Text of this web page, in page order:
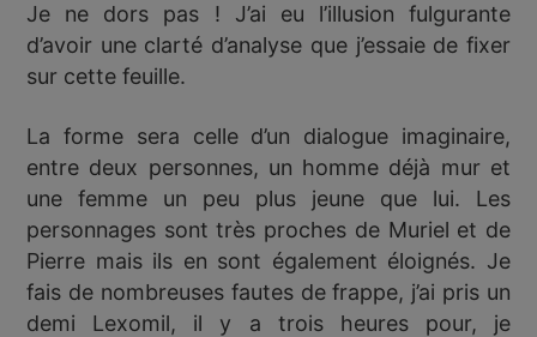
Je ne dors pas ! J’ai eu l’illusion fulgurante
d’avoir une clarté d’analyse que j’essaie de fixer
sur cette feuille.
La forme sera celle d’un dialogue imaginaire,
entre deux personnes, un homme déjà mur et
une femme un peu plus jeune que lui. Les
personnages sont très proches de Muriel et de
Pierre mais ils en sont également éloignés. Je
fais de nombreuses fautes de frappe, j’ai pris un
demi Lexomil, il y a trois heures pour, je